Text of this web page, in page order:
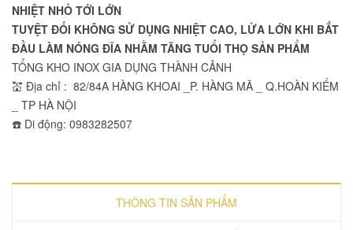
NHIỆT NHỎ TỚI LỚN
TUYỆT ĐỐI KHÔNG SỬ DỤNG NHIỆT CAO, LỬA LỚN KHI BẮT
ĐẦU LÀM NÓNG ĐĨA NHẰM TĂNG TUỔI THỌ SẢN PHẨM
TỔNG KHO INOX GIA DỤNG THÀNH CẢNH
💒 Địa chỉ : 82/84A HÀNG KHOAI _P. HÀNG MÃ _ Q.HOÀN KIẾM
_ TP HÀ NỘI
☎️ Di động: 0983282507
THÔNG TIN SẢN PHẨM